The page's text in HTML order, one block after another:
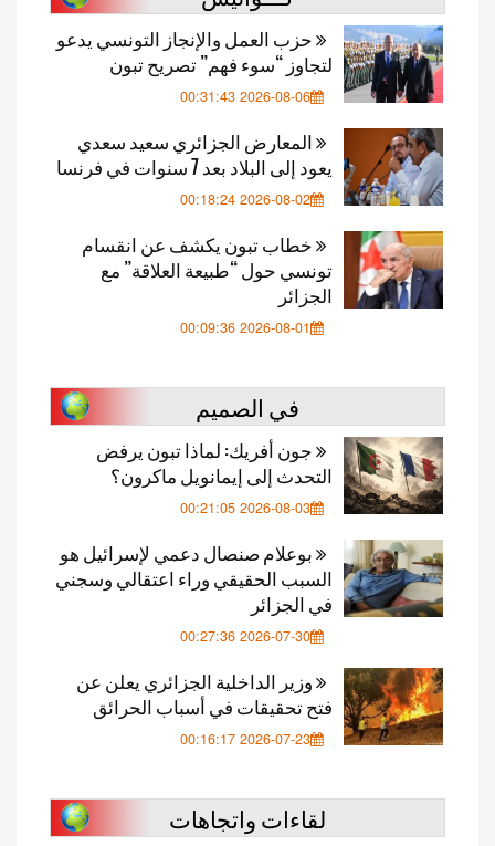
حزب العمل والإنجاز التونسي يدعو
لتجاوز “سوء فهم” تصريح تبون
2026-08-06 00:31:43
المعارض الجزائري سعيد سعدي
يعود إلى البلاد بعد 7 سنوات في فرنسا
2026-08-02 00:18:24
خطاب تبون يكشف عن انقسام
تونسي حول “طبيعة العلاقة” مع
الجزائر
2026-08-01 00:09:36
في الصميم
جون أفريك: لماذا تبون يرفض
التحدث إلى إيمانويل ماكرون؟
2026-08-03 00:21:05
بوعلام صنصال دعمي لإسرائيل هو
السبب الحقيقي وراء اعتقالي وسجني
في الجزائر
2026-07-30 00:27:36
وزير الداخلية الجزائري يعلن عن
فتح تحقيقات في أسباب الحرائق
2026-07-23 00:16:17
لقاءات واتجاهات